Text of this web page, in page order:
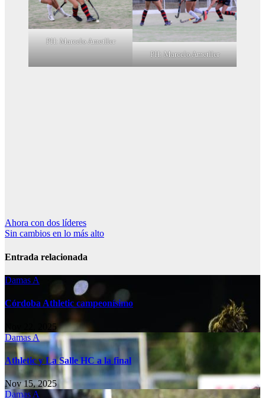
PH: Marcelo Ametller
PH: Marcelo Ametller
Navegación
de
entradas
Ahora con dos líderes
Sin cambios en lo más alto
Entrada relacionada
Damas A
Córdoba Athletic campeonísimo
Nov 22, 2025
Damas A
Athletic y La Salle HC a la final
Nov 15, 2025
Damas A